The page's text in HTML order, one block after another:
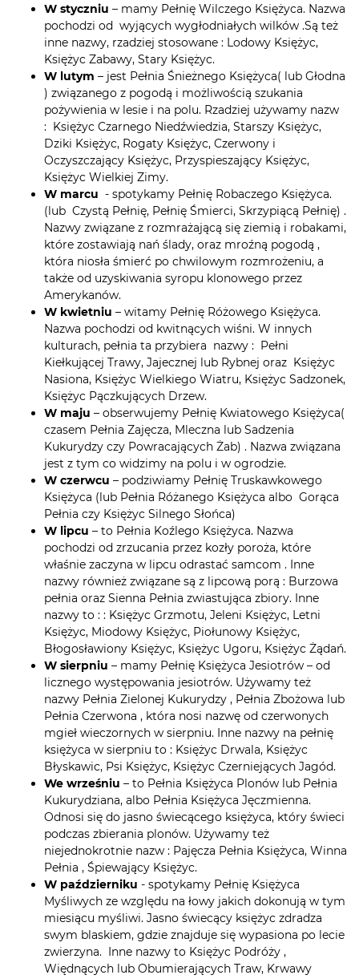
W styczniu – mamy Pełnię Wilczego Księżyca. Nazwa
pochodzi od wyjących wygłodniałych wilków .Są też
inne nazwy, rzadziej stosowane : Lodowy Księżyc,
Księżyc Zabawy, Stary Księżyc.
W lutym – jest Pełnia Śnieżnego Księżyca( lub Głodna
) związanego z pogodą i możliwością szukania
pożywienia w lesie i na polu. Rzadziej używamy nazw
: Księżyc Czarnego Niedźwiedzia, Starszy Księżyc,
Dziki Księżyc, Rogaty Księżyc, Czerwony i
Oczyszczający Księżyc, Przyspieszający Księżyc,
Księżyc Wielkiej Zimy.
W marcu - spotykamy Pełnię Robaczego Księżyca.
(lub Czystą Pełnię, Pełnię Śmierci, Skrzypiącą Pełnię) .
Nazwy związane z rozmrażającą się ziemią i robakami,
które zostawiają nań ślady, oraz mroźną pogodą ,
która niosła śmierć po chwilowym rozmrożeniu, a
także od uzyskiwania syropu klonowego przez
Amerykanów.
W kwietniu – witamy Pełnię Różowego Księżyca.
Nazwa pochodzi od kwitnących wiśni. W innych
kulturach, pełnia ta przybiera nazwy : Pełni
Kiełkującej Trawy, Jajecznej lub Rybnej oraz Księżyc
Nasiona, Księżyc Wielkiego Wiatru, Księżyc Sadzonek,
Księżyc Pączkujących Drzew.
W maju – obserwujemy Pełnię Kwiatowego Księżyca(
czasem Pełnia Zajęcza, Mleczna lub Sadzenia
Kukurydzy czy Powracających Żab) . Nazwa związana
jest z tym co widzimy na polu i w ogrodzie.
W czerwcu – podziwiamy Pełnię Truskawkowego
Księżyca (lub Pełnia Różanego Księżyca albo Gorąca
Pełnia czy Księżyc Silnego Słońca)
W lipcu – to Pełnia Koźlego Księżyca. Nazwa
pochodzi od zrzucania przez kozły poroża, które
właśnie zaczyna w lipcu odrastać samcom . Inne
nazwy również związane są z lipcową porą : Burzowa
pełnia oraz Sienna Pełnia zwiastująca zbiory. Inne
nazwy to : : Księżyc Grzmotu, Jeleni Księżyc, Letni
Księżyc, Miodowy Księżyc, Piołunowy Księżyc,
Błogosławiony Księżyc, Księżyc Ugoru, Księżyc Żądań.
W sierpniu – mamy Pełnię Księżyca Jesiotrów – od
licznego występowania jesiotrów. Używamy też
nazwy Pełnia Zielonej Kukurydzy , Pełnia Zbożowa lub
Pełnia Czerwona , która nosi nazwę od czerwonych
mgieł wieczornych w sierpniu. Inne nazwy na pełnię
księżyca w sierpniu to : Księżyc Drwala, Księżyc
Błyskawic, Psi Księżyc, Księżyc Czerniejących Jagód.
We wrześniu – to Pełnia Księżyca Plonów lub Pełnia
Kukurydziana, albo Pełnia Księżyca Jęczmienna.
Odnosi się do jasno świecącego księżyca, który świeci
podczas zbierania plonów. Używamy też
niejednokrotnie nazw : Pajęcza Pełnia Księżyca, Winna
Pełnia , Śpiewający Księżyc.
W październiku - spotykamy Pełnię Księżyca
Myśliwych ze względu na łowy jakich dokonują w tym
miesiącu myśliwi. Jasno świecący księżyc zdradza
swym blaskiem, gdzie znajduje się wypasiona po lecie
zwierzyna. Inne nazwy to Księżyc Podróży ,
Więdnących lub Obumierających Traw, Krwawy